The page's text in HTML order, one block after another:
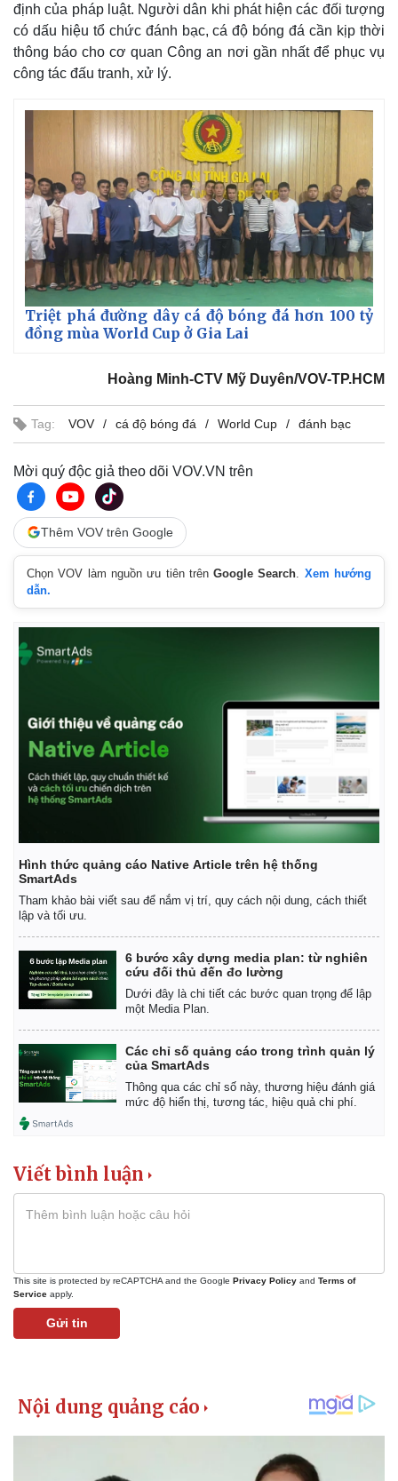
Kinh tế
Khởi nghiệp
Thị trường
Tiêu dùng
Tỷ giá
Giá cà phê
định của pháp luật. Người dân khi phát hiện các đối tượng
có dấu hiệu tổ chức đánh bạc, cá độ bóng đá cần kịp thời
thông báo cho cơ quan Công an nơi gần nhất để phục vụ
công tác đấu tranh, xử lý.
Triệt phá đường dây cá độ bóng đá hơn 100 tỷ
đồng mùa World Cup ở Gia Lai
Hoàng Minh-CTV Mỹ Duyên/VOV-TP.HCM
Tag: VOV cá độ bóng đá World Cup đánh bạc
Mời quý độc giả theo dõi VOV.VN trên
Thêm VOV trên Google
Chọn VOV làm nguồn ưu tiên trênGoogle Search
Xem hướng
dẫn.
Hình thức quảng cáo Native Article trên hệ thống
SmartAds
Tham khảo bài viết sau để nắm vị trí, quy cách nội dung, cách thiết
lập và tối ưu.
6 bước xây dựng media plan: từ nghiên
cứu đối thủ đến đo lường
Dưới đây là chi tiết các bước quan trọng để lập
một Media Plan.
Các chỉ số quảng cáo trong trình quản lý
của SmartAds
Thông qua các chỉ số này, thương hiệu đánh giá
mức độ hiển thị, tương tác, hiệu quả chi phí.
Viết bình luận
This site is protected by reCAPTCHA and the Google Privacy Policy and Terms of
Service apply.
Gửi tin